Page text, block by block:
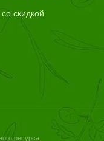
скидкой
ресурса